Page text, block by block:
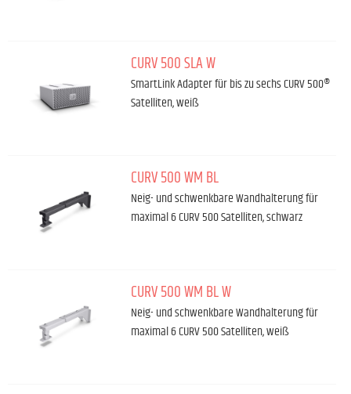
CURV 500 SLA W
SmartLink Adapter für bis zu sechs CURV 500®
Satelliten, weiß
CURV 500 WM BL
Neig- und schwenkbare Wandhalterung für
maximal 6 CURV 500 Satelliten, schwarz
CURV 500 WM BL W
Neig- und schwenkbare Wandhalterung für
maximal 6 CURV 500 Satelliten, weiß